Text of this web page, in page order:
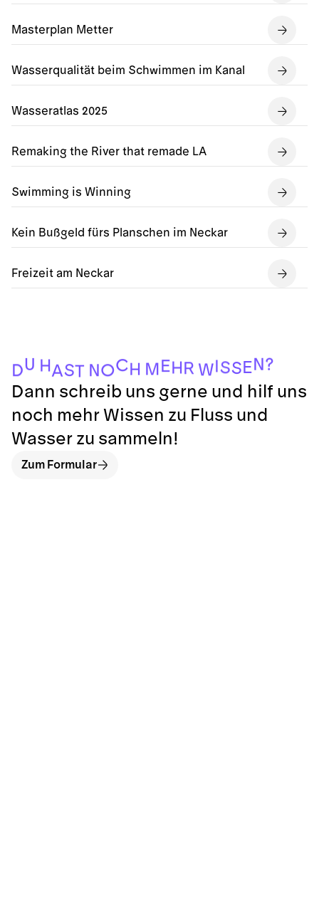
Masterplan Metter
Wasserqualität beim Schwimmen im Kanal
Wasseratlas 2025
Remaking the River that remade LA
Swimming is Winning
Kein Bußgeld fürs Planschen im Neckar
Freizeit am Neckar
DU HAS T NOCH M EH R WISS EN?
Dann schreib uns gerne und hilf uns
noch mehr Wissen zu Fluss und
Wasser zu sammeln!
Zum Formular